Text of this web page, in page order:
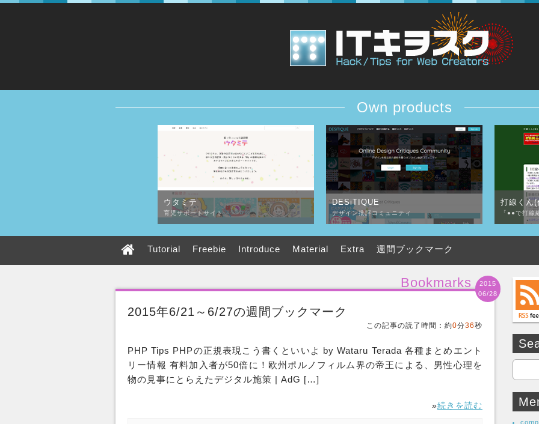
Own products
ウタミテ
育児サポートサイト
DESiTIQUE
デザイン批評コミュニティ
打線くん(
「●●で打線
Tutorial Freebie Introduce Material Extra 週間ブックマーク
Bookmarks
2015
06/28
2015年6/21～6/27の週間ブックマーク
この記事の読了時間：約0分36秒
PHP Tips PHPの正規表現こう書くといいよ by Wataru Terada 各種まとめエント
リー情報 有料加入者が50倍に！欧州ポルノフィルム界の帝王による、男性心理を
物の見事にとらえたデジタル施策 | AdG […]
»続きを読む